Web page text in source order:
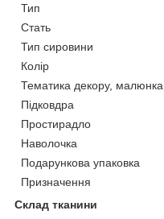
Тип
Стать
Тип сировини
Колір
Тематика декору, малюнка
Підковдра
Простирадло
Наволочка
Подарункова упаковка
Призначення
Склад тканини